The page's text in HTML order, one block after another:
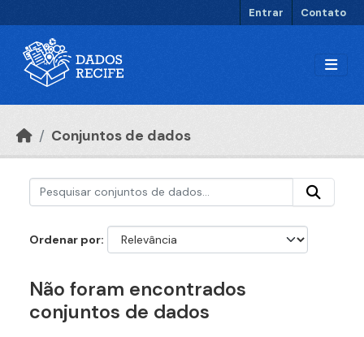
Entrar Contato
Conjuntos de dados
Ordenar por
Não foram encontrados
conjuntos de dados